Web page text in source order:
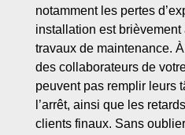
notamment les pertes
installation est brièvement
travaux de maintenance.
des collaborateurs de
peuvent pas remplir leurs
l’arrêt, ainsi que les
clients finaux. Sans